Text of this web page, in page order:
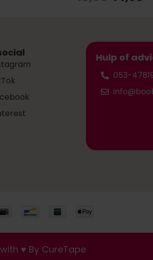
Hulp of
053-
♥ By CureTape